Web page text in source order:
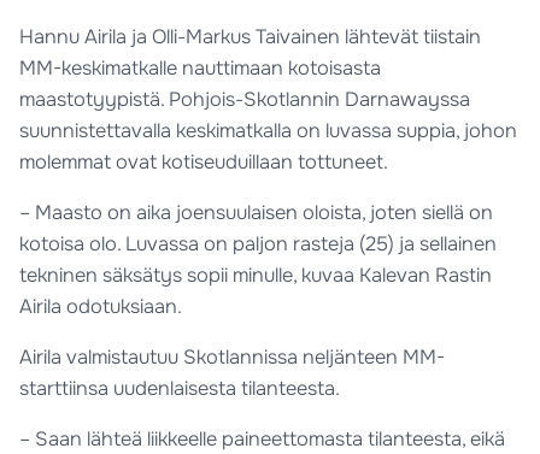
Hannu Airila ja Olli-Markus Taivainen lähtevät tiistain
MM-keskimatkalle nauttimaan kotoisasta
maastotyypistä. Pohjois-Skotlannin Darnawayssa
suunnistettavalla keskimatkalla on luvassa suppia, johon
molemmat ovat kotiseuduillaan tottuneet.
– Maasto on aika joensuulaisen oloista, joten siellä on
kotoisa olo. Luvassa on paljon rasteja (25) ja sellainen
tekninen säksätys sopii minulle, kuvaa Kalevan Rastin
Airila odotuksiaan.
Airila valmistautuu Skotlannissa neljänteen MM-
starttiinsa uudenlaisesta tilanteesta.
– Saan lähteä liikkeelle paineettomasta tilanteesta, eikä